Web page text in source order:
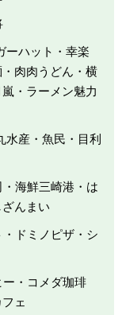
ーハット・幸楽
肉肉うどん・横
・ラーメン魅力
産・魚民・目利
海鮮三崎港・は
んまい
ドミノピザ・シ
・コメダ珈琲
ェ